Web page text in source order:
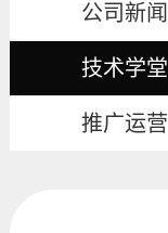
公司新闻
技术学堂
推广运营